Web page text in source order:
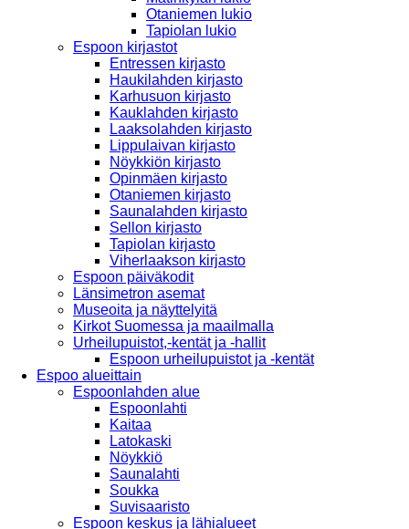
Otaniemen lukio
Tapiolan lukio
Espoon kirjastot
Entressen kirjasto
Haukilahden kirjasto
Karhusuon kirjasto
Kauklahden kirjasto
Laaksolahden kirjasto
Lippulaivan kirjasto
Nöykkiön kirjasto
Opinmäen kirjasto
Otaniemen kirjasto
Saunalahden kirjasto
Sellon kirjasto
Tapiolan kirjasto
Viherlaakson kirjasto
Espoon päiväkodit
Länsimetron asemat
Museoita ja näyttelyitä
Kirkot Suomessa ja maailmalla
Urheilupuistot,-kentät ja -hallit
Espoon urheilupuistot ja -kentät
Espoo alueittain
Espoonlahden alue
Espoonlahti
Kaitaa
Latokaski
Nöykkiö
Saunalahti
Soukka
Suvisaaristo
Espoon keskus ja lähialueet